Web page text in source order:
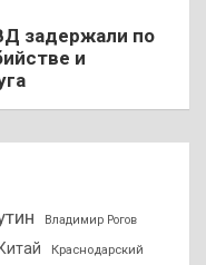
задержали по
и
Владимир Рогов
Краснодарский